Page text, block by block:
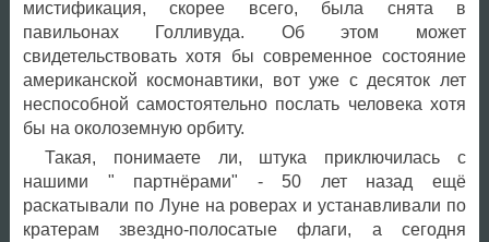
мистификация, скорее всего, была снята в
павильонах Голливуда. Об этом может
свидетельствовать хотя бы современное состояние
американской космонавтики, вот уже с десяток лет
неспособной самостоятельно послать человека хотя
бы на околоземную орбиту.
Такая, понимаете ли, штука приключилась с
нашими " партнёрами" - 50 лет назад ещё
раскатывали по Луне на роверах и устанавливали по
кратерам звездно-полосатые флаги, а сегодня